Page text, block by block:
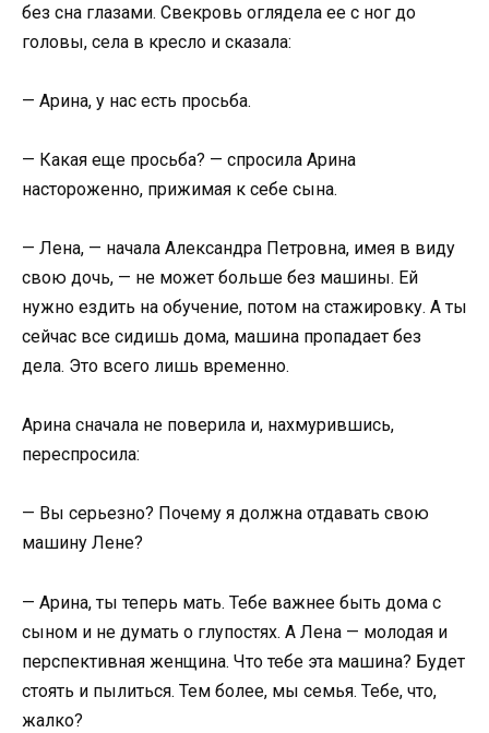
без сна глазами. Свекровь оглядела ее с ног до
головы, села в кресло и сказала:
— Арина, у нас есть просьба.
— Какая еще просьба? — спросила Арина
настороженно, прижимая к себе сына.
— Лена, — начала Александра Петровна, имея в виду
свою дочь, — не может больше без машины. Ей
нужно ездить на обучение, потом на стажировку. А ты
сейчас все сидишь дома, машина пропадает без
дела. Это всего лишь временно.
Арина сначала не поверила и, нахмурившись,
переспросила:
— Вы серьезно? Почему я должна отдавать свою
машину Лене?
— Арина, ты теперь мать. Тебе важнее быть дома с
сыном и не думать о глупостях. А Лена — молодая и
перспективная женщина. Что тебе эта машина? Будет
стоять и пылиться. Тем более, мы семья. Тебе, что,
жалко?